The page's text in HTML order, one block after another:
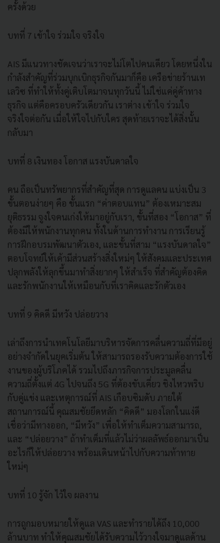
ครั้งด้วย
บทที่ 7 เข้าใจ ร่วมใจ จริงใจ
AIS มีแนวทางชัดเจนว่าเราจะไม่โตไปคนเดียว โดยหนึ่งใน
กำลังสำคัญที่ร่วมบุกเบิกธุรกิจกันมาก็คือ เครือข่ายร้านเท
เลวิซ ที่ทำให้ทั้งคู่เติบโตมาจนทุกวันนี้ ไม่ใช่แค่คู่ค้าทาง
ธุรกิจ แต่คือครอบครัวเดียวกัน เราต่าง เข้าใจ ร่วมใจ
จริงใจต่อกัน เมื่อให้ใจไปกับใคร สุดท้ายเราจะได้สิ่งนั้น
กลับมา
บทที่ 8 เงินทอง โอกาส แรงบันดาลใจ
คน ถือเป็นทรัพยากรที่สำคัญที่สุด การดูแลคน แบ่งเป็น 3
ขั้นตอนง่ายๆ คือ ขั้นแรก “ค่าตอบแทน” ต้องเหมาะสม
ยุติธรรม จูงใจคนเก่งให้มาอยู่กับเรา, ขั้นที่สอง “โอกาส” ที่
ต้องมีให้พนักงานทุกคน ทั้งในด้านการทำงาน การเรียนรู้
การฝึกอบรมพัฒนาตัวเอง, และขั้นที่สาม “แรงบันดาลใจ”
ตอบโจทย์ให้เค้ามีส่วนสร้างสิ่งใหม่ๆ ให้สังคมและประเทศ
ปลุกพลังให้ลุกขึ้นมาทำสิ่งยากๆ ให้สำเร็จ ที่สำคัญต้องคิด
และรักพนักงานให้เหมือนกับที่เราคิดและรักตัวเอง
บทที่ 9 คิดดี มีหวัง ปล่อยวาง
เล่าถึงการนำเทคโนโลยีมาบริหารจัดการคลื่นความถี่ที่มีอยู่
อย่างจำกัดในยุคเริ่มต้น ให้สามารถรองรับความต้องการใช้
งานของผู้บริโภคได้ รวมไปถึงภารกิจการประมูลคลื่น
ความถี่ตั้งแต่ 4G ไปจนถึง 5G ที่ต้องขับเคี่ยว ชิงไหวพริบ
กับคู่แข่ง และเหตุการณ์ที่ AIS เกือบซิมดับ ภายใต้
สถานการณ์นี้ คุณสมชัยยึดหลัก “คิดดี” มองโลกในแง่ดี
เชื่อว่ามีทางออก, “มีหวัง” เพื่อให้ทำเต็มความสามารถ,
และ “ปล่อยวาง” ถ้าทำเต็มที่แล้วไม่ว่าผลลัพธ์ออกมาเป็น
อะไรก็ให้ปล่อยวาง พร้อมเดินหน้าไปกับความท้าทาย
ใหม่ๆ
บทที่ 10 รู้จัก ไว้ใจ ผลงาน
การถูกมอบหมายให้ดูแล VAS และทำรายได้ถึง 10,000
ล้านบาท ทำให้คุณสมชัยได้รับความไว้วางใจมาดูแลด้าน